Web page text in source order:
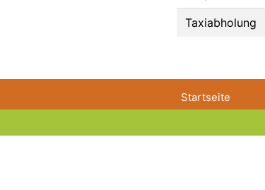
Taxiabholung
Startseite